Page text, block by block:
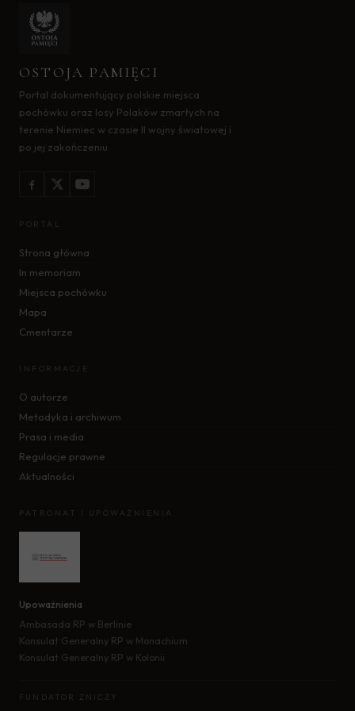
OSTOJA PAMIĘCI
Portal dokumentujący polskie miejsca
pochówku oraz losy Polaków zmarłych na
terenie Niemiec w czasie II wojny światowej i
po jej zakończeniu.
PORTAL
Strona główna
In memoriam
Miejsca pochówku
Mapa
Cmentarze
INFORMACJE
O autorze
Metodyka i archiwum
Prasa i media
Regulacje prawne
Aktualności
PATRONAT I UPOWAŻNIENIA
Upoważnienia
Ambasada RP w Berlinie
Konsulat Generalny RP w Monachium
Konsulat Generalny RP w Kolonii
FUNDATOR ZNICZY